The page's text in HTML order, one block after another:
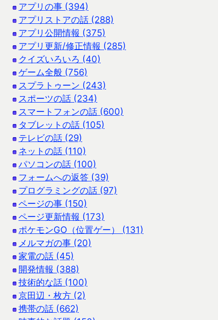
アプリの事 (394)
アプリストアの話 (288)
アプリ公開情報 (375)
アプリ更新/修正情報 (285)
クイズいろいろ (40)
ゲーム全般 (756)
スプラトゥーン (243)
スポーツの話 (234)
スマートフォンの話 (600)
タブレットの話 (105)
テレビの話 (29)
ネットの話 (110)
パソコンの話 (100)
フォームへの返答 (39)
プログラミングの話 (97)
ページの事 (150)
ページ更新情報 (173)
ポケモンGO（位置ゲー） (131)
メルマガの事 (20)
家電の話 (45)
開発情報 (388)
技術的な話 (100)
京田辺・枚方 (2)
携帯の話 (662)